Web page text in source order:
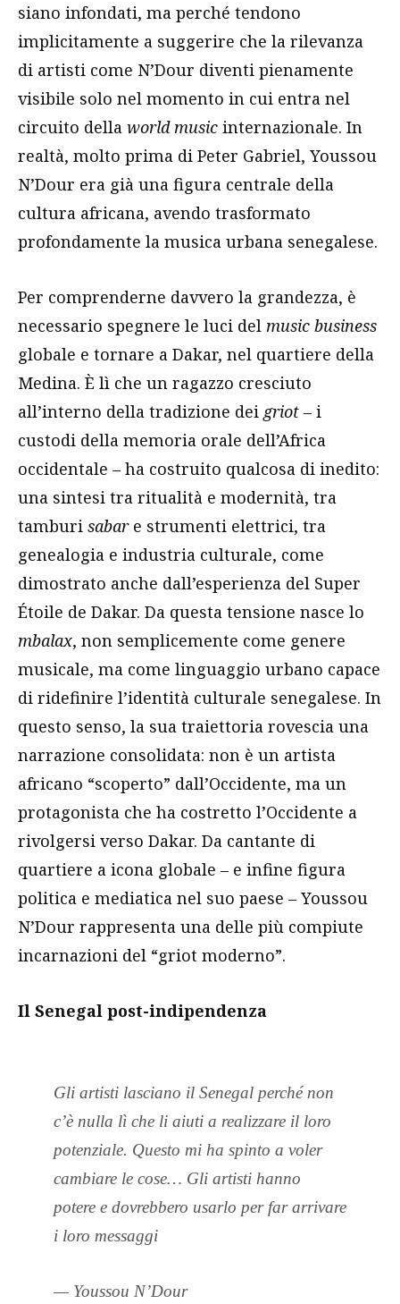
siano infondati, ma perché tendono
implicitamente a suggerire che la rilevanza
di artisti come N’Dour diventi pienamente
visibile solo nel momento in cui entra nel
circuito della world music internazionale. In
realtà, molto prima di Peter Gabriel, Youssou
N’Dour era già una figura centrale della
cultura africana, avendo trasformato
profondamente la musica urbana senegalese.
Per comprenderne davvero la grandezza, è
necessario spegnere le luci del music business
globale e tornare a Dakar, nel quartiere della
Medina. È lì che un ragazzo cresciuto
all’interno della tradizione dei griot – i
custodi della memoria orale dell’Africa
occidentale – ha costruito qualcosa di inedito:
una sintesi tra ritualità e modernità, tra
tamburi sabare strumenti elettrici, tra
genealogia e industria culturale, come
dimostrato anche dall’esperienza del Super
Étoile de Dakar. Da questa tensione nasce lo
mbalax, non semplicemente come genere
musicale, ma come linguaggio urbano capace
di ridefinire l’identità culturale senegalese. In
questo senso, la sua traiettoria rovescia una
narrazione consolidata: non è un artista
africano “scoperto” dall’Occidente, ma un
protagonista che ha costretto l’Occidente a
rivolgersi verso Dakar. Da cantante di
quartiere a icona globale – e infine figura
politica e mediatica nel suo paese – Youssou
N’Dour rappresenta una delle più compiute
incarnazioni del “griot moderno”.
Il Senegal post-indipendenza
Gli artisti lasciano il Senegal perché non
c’è nulla lì che li aiuti a realizzare il loro
potenziale. Questo mi ha spinto a voler
cambiare le cose… Gli artisti hanno
potere e dovrebbero usarlo per far arrivare
i loro messaggi
— Youssou N’Dour